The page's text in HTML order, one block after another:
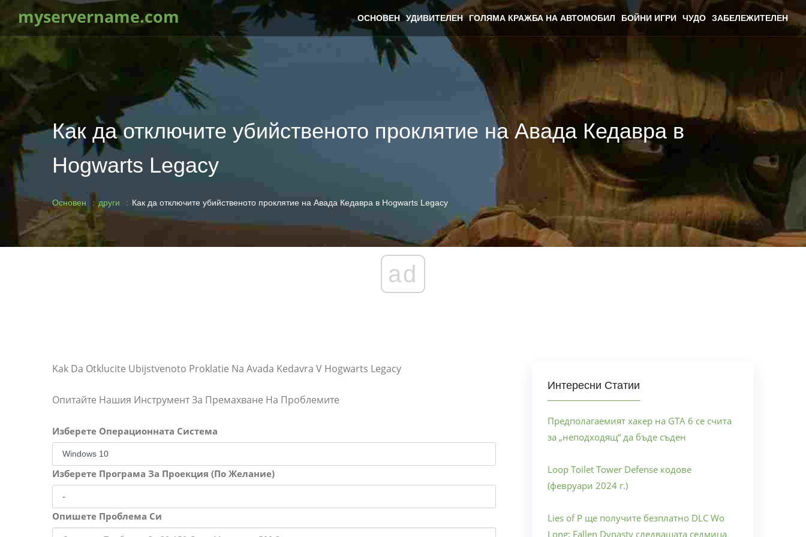
myservername.com ОСНОВЕН УДИВИТЕЛЕН ГОЛЯМА КРАЖБА НА АВТОМОБИЛ БОЙНИ ИГРИ ЧУДО ЗАБЕЛЕЖИТЕЛЕН
Как да отключите убийственото проклятие на Авада Кедавра в
Hogwarts Legacy
Основен други Как да отключите убийственото проклятие на Авада Кедавра в Hogwarts Legacy
ad
Kak Da Otklucite Ubijstvenoto Proklatie Na Avada Kedavra V Hogwarts Legacy
Опитайте Нашия Инструмент За Премахване На Проблемите
Изберете Операционната Система
Изберете Програма За Проекция (По Желание)
Опишете Проблема Си
Интересни Статии
Предполагаемият хакер на GTA 6 се счита
за „неподходящ“ да бъде съден
Loop Toilet Tower Defense кодове
(февруари 2024 г.)
Lies of P ще получите безплатно DLC Wo
Long: Fallen Dynasty следващата седмица